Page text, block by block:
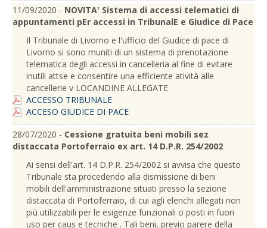
11/09/2020 - NOVITA' Sistema di accessi telematici di
appuntamenti pEr accessi in TribunalE e Giudice di Pace
Il Tribunale di Livorno e l'ufficio del Giudice di pace di
Livorno si sono muniti di un sistema di prenotazione
telematica degli accessi in cancelleria al fine di evitare
inutili attse e consentire una efficiente atività alle
cancellerie v LOCANDINE ALLEGATE
ACCESSO TRIBUNALE
ACCESO GIUDICE DI PACE
28/07/2020 - Cessione gratuita beni mobili sez
distaccata Portoferraio ex art. 14 D.P.R. 254/2002
Ai sensi dell'art. 14 D.P.R. 254/2002 si avvisa che questo
Tribunale sta procedendo alla dismissione di beni
mobili dell'amministrazione situati presso la sezione
distaccata di Portoferraio, di cui agli elenchi allegati non
più utilizzabili per le esigenze funzionali o posti in fuori
uso per caus e tecniche . Tali beni, previo parere della